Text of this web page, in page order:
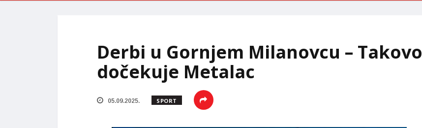
Derbi u Gornjem Milanovcu – Takovo
dočekuje Metalac
05.09.2025. SPORT